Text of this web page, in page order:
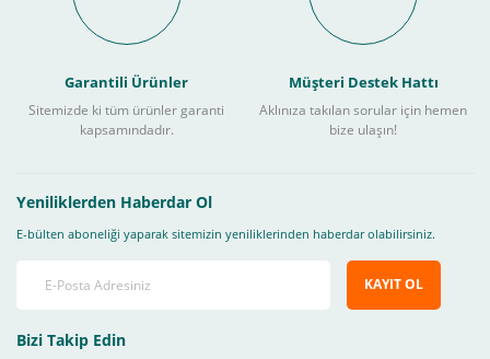
Garantili Ürünler
Sitemizde ki tüm ürünler garanti
kapsamındadır.
Müşteri Destek Hattı
Aklınıza takılan sorular için hemen
bize ulaşın!
Yeniliklerden Haberdar Ol
E-bülten aboneliği yaparak sitemizin yeniliklerinden haberdar olabilirsiniz.
KAYIT OL
Bizi Takip Edin